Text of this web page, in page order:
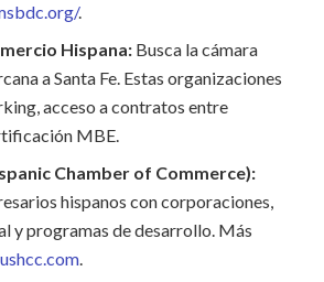
.
Hispana: Busca la cámara
a Santa Fe. Estas organizaciones
acceso a contratos entre
MBE.
Chamber of Commerce):
hispanos con corporaciones,
y programas de desarrollo. Más
ushcc.com.